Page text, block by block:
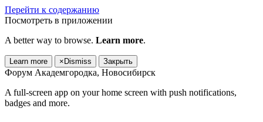
Перейти к содержанию
Посмотреть в приложении
A better way to browse. Learn more.
Learn more × Dismiss Закрыть
Форум Академгородка, Новосибирск
A full-screen app on your home screen with push notifications,
badges and more.